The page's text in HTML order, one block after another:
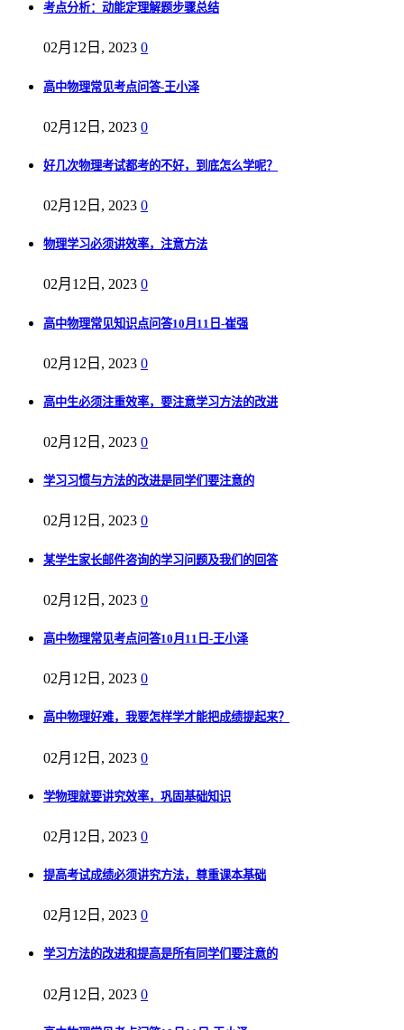
考点分析：动能定理解题步骤总结
02月12日, 2023 0
高中物理常见考点问答-王小泽
02月12日, 2023 0
好几次物理考试都考的不好，到底怎么学呢？
02月12日, 2023 0
物理学习必须讲效率，注意方法
02月12日, 2023 0
高中物理常见知识点问答10月11日-崔强
02月12日, 2023 0
高中生必须注重效率，要注意学习方法的改进
02月12日, 2023 0
学习习惯与方法的改进是同学们要注意的
02月12日, 2023 0
某学生家长邮件咨询的学习问题及我们的回答
02月12日, 2023 0
高中物理常见考点问答10月11日-王小泽
02月12日, 2023 0
高中物理好难，我要怎样学才能把成绩提起来？
02月12日, 2023 0
学物理就要讲究效率，巩固基础知识
02月12日, 2023 0
提高考试成绩必须讲究方法，尊重课本基础
02月12日, 2023 0
学习方法的改进和提高是所有同学们要注意的
02月12日, 2023 0